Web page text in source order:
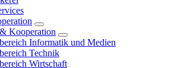
Kooperation
Informatik und Medien
Technik
Wirtschaft